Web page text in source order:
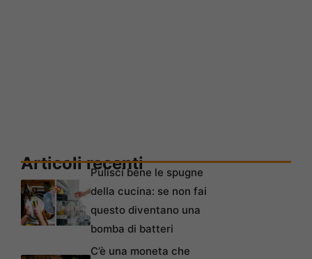
Articoli recentiPulisci bene le spugne
della cucina: se non fai
questo diventano una
bomba di batteri
C’è una moneta che